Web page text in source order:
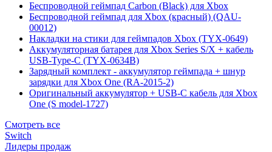
Беспроводной геймпад Carbon (Black) для Xbox
Беспроводной геймпад для Xbox (красный) (QAU-
00012)
Накладки на стики для геймпадов Xbox (TYX-0649)
Аккумуляторная батарея для Xbox Series S/X + кабель
USB-Type-C (TYX-0634B)
Зарядный комплект - аккумулятор геймпада + шнур
зарядки для Xbox One (RA-2015-2)
Оригинальный аккумулятор + USB-C кабель для Xbox
One (S model-1727)
Смотреть все
Switch
Лидеры продаж